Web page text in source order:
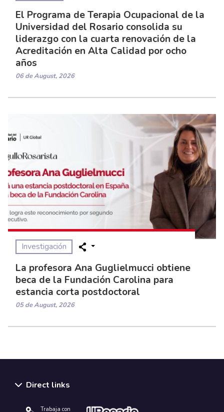
El Programa de Terapia Ocupacional de la
Universidad del Rosario consolida su
liderazgo con la cuarta renovación de la
Acreditación en Alta Calidad por ocho
años
06 de August, 2026
Investigación
La profesora Ana Guglielmucci obtiene
beca de la Fundación Carolina para
estancia corta postdoctoral
05 de August, 2026
Direct links
Trabaja con